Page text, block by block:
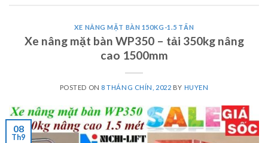
XE NÂNG MẶT BÀN 150KG-1.5 TẤN
Xe nâng mặt bàn WP350 – tải 350kg nâng
cao 1500mm
POSTED ON 8 THÁNG CHÍN, 2022 BY HUYEN
08
Th9